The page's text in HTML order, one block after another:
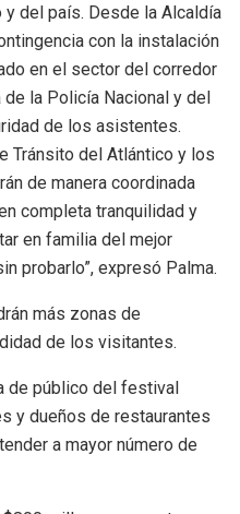
del país. Desde la Alcaldía
con la instalación
en el sector del corredor
la Policía Nacional y del
de los asistentes.
Tránsito del Atlántico y los
de manera coordinada
completa tranquilidad y
en familia del mejor
probarlo”, expresó Palma.
más zonas de
de los visitantes.
de público del festival
y dueños de restaurantes
a mayor número de